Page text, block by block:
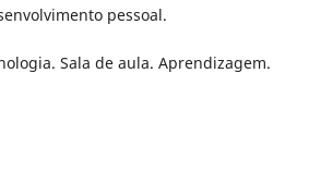
pessoal.
Sala de aula. Aprendizagem.